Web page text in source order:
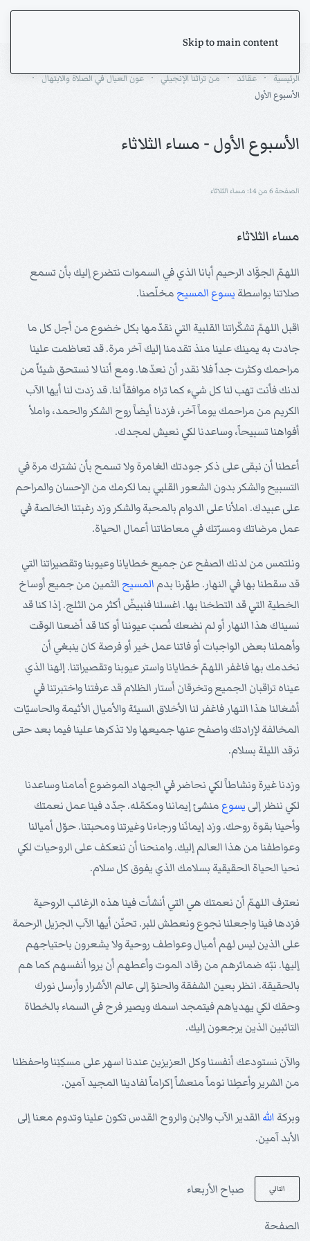
Skip to main content
الرئيسية عقائد من تراثنا الإنجيلي
عون العيال في الصلاة والابتهال
الأسبوع الأول
الأسبوع الأول - مساء الثلاثاء
الصفحة 6 من 14: مساء الثلاثاء
مساء الثلاثاء
اللهمّ الجوَّاد الرحيم أبانا الذي في السموات نتضرع إليك بأن تسمع
صلاتنا بواسطة يسوع المسيحمخلّصنا.
اقبل اللهمّ تشكّراتنا القلبية التي نقدّمها بكل خضوع من أجل كل ما
جادت به يمينك علينا منذ تقدمنا إليك آخر مرة. قد تعاظمت علينا
مراحمك وكثرت جداً فلا نقدر أن نعدّها. ومع أننا لا نستحق شيئاً من
لدنك فأنت تهب لنا كل شيء كما تراه موافقاً لنا. قد زدت لنا أيها الآب
الكريم من مراحمك يوماً آخر، فزدنا أيضاً روح الشكر والحمد، واملأ
أفواهنا تسبيحاً، وساعدنا لكي نعيش لمجدك.
أعطنا أن نبقى على ذكر جودتك الغامرة ولا تسمح بأن نشترك مرة في
التسبيح والشكر بدون الشعور القلبي بما لكرمك من الإحسان والمراحم
على عبيدك. املأنا على الدوام بالمحبة والشكر وزد رغبتنا الخالصة في
عمل مرضاتك ومسرّتك في معاطاتنا أعمال الحياة.
ونلتمس من لدنك الصفح عن جميع خطايانا وعيوبنا وتقصيراتنا التي
قد سقطنا بها في النهار. طهّرنا بدم المسيح الثمين من جميع أوساخ
الخطية التي قد التطخنا بها. اغسلنا فنبيضّ أكثر من الثلج. إذا كنا قد
نسيناك هذا النهار أو لم نضعك نُصبَ عيوننا أو كنا قد أضعنا الوقت
وأهملنا بعض الواجبات أو فاتنا عمل خير أو فرصة كان ينبغي أن
نخدمك بها فاغفر اللهمّ خطايانا واستر عيوبنا وتقصيراتنا. إلهنا الذي
عيناه تراقبان الجميع وتخرقان أستار الظلام قد عرفتنا واختبرتنا في
أشغالنا هذا النهار فاغفر لنا الأخلاق السيئة والأميال الأثيمة والحاسيّات
المخالفة لإرادتك واصفح عنها جميعها ولا تذكرها علينا فيما بعد حتى
نرقد الليلة بسلام.
وزدنا غيرة ونشاطاً لكي نحاضر في الجهاد الموضوع أمامنا وساعدنا
لكي ننظر إلى يسوع منشئ إيماننا ومكمّله. جدّد فينا عمل نعمتك
وأحينا بقوة روحك. وزد إيمانَنا ورجاءنا وغيرتنا ومحبتنا. حوّل أميالنا
وعواطفنا من هذا العالم إليك. وامنحنا أن ننعكف على الروحيات لكي
نحيا الحياة الحقيقية بسلامك الذي يفوق كل سلام.
نعترف اللهمّ أن نعمتك هي التي أنشأت فينا هذه الرغائب الروحية
فزدها فينا واجعلنا نجوع ونعطش للبر. تحنّن أيها الآب الجزيل الرحمة
على الذين ليس لهم أميال وعواطف روحية ولا يشعرون باحتياجهم
إليها. نبّه ضمائرهم من رقاد الموت وأعطهم أن يروا أنفسهم كما هم
بالحقيقة. انظر بعين الشفقة والحنوّ إلى عالم الأشرار وأرسل نورك
وحقك لكي يهدياهم فيتمجد اسمك ويصير فرح في السماء بالخطاة
التائبين الذين يرجعون إليك.
والآن نستودعك أنفسنا وكل العزيزين عندنا اسهر على مسكِنِنا واحفظنا
من الشرير وأعطِنا نوماً منعشاً إكراماً لفادينا المجيد آمين.
وبركة الله القدير الآب والابن والروح القدس تكون علينا وتدوم معنا إلى
الأبد آمين.
التالي صباح الأربعاء
الصفحة